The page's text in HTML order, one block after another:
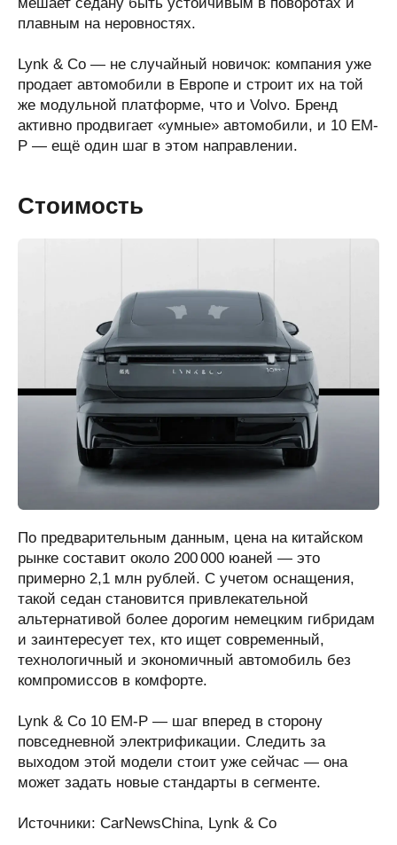
плавным на неровностях.
Lynk & Co — не случайный новичок: компания уже
продает автомобили в Европе и строит их на той
же модульной платформе, что и Volvo. Бренд
активно продвигает «умные» автомобили, и 10 EM-
P — ещё один шаг в этом направлении.
Стоимость
По предварительным данным, цена на китайском
рынке составит около 200 000 юаней — это
примерно 2,1 млн рублей. С учетом оснащения,
такой седан становится привлекательной
альтернативой более дорогим немецким гибридам
и заинтересует тех, кто ищет современный,
технологичный и экономичный автомобиль без
компромиссов в комфорте.
Lynk & Co 10 EM-P — шаг вперед в сторону
повседневной электрификации. Следить за
выходом этой модели стоит уже сейчас — она
может задать новые стандарты в сегменте.
Источники: CarNewsChina, Lynk & Co